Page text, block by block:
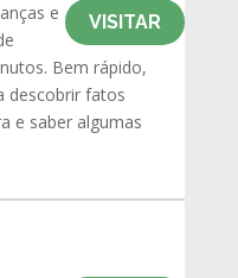
VISITAR
e
Bem rápido,
descobrir fatos
e saber algumas